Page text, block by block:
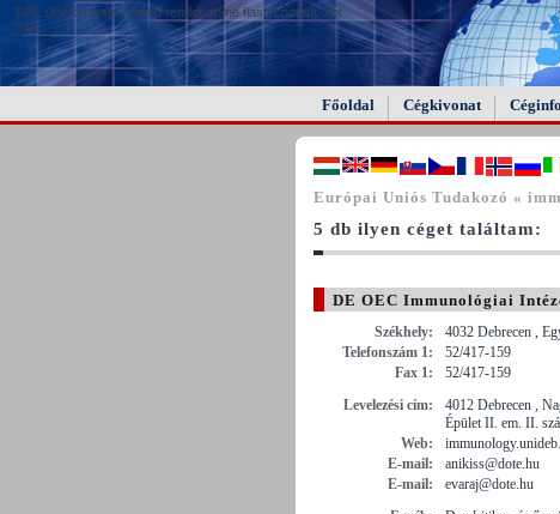
FAIL (the browser should render some flash content, not
this).
Főoldal Cégkivonat
Európai Uniós Tudakozó «
5 db ilyen céget találtam:
DE OEC Immunológiai
Székhely:
4032 Debrecen ,
Telefonszám 1:
52/417-159
Fax 1:
52/417-159
Levelezési cím:
4012 Debrecen ,
Épület II. em. II.
Web:
E-mail:
anikiss@dote.hu
E-mail:
evaraj@dote.hu